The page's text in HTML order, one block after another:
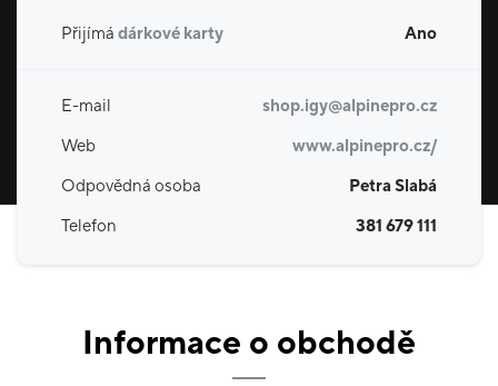
Přijímá dárkové karty Ano
E-mail
shop.igy@alpinepro.cz
Web
www.alpinepro.cz/
Odpovědná osoba
Petra Slabá
Telefon
381 679 111
Informace o obchodě